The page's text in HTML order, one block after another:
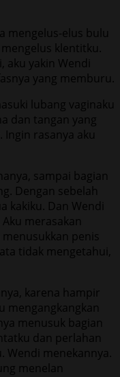
mengelus-elus bulu
klentitku.
aku yakin Wendi
yang memburu.
lubang vaginaku
dan tangan yang
rasanya aku
sampai bagian
Dengan sebelah
kakiku. Dan Wendi
merasakan
penis
tidak mengetahui,
karena hampir
mengangkangkan
menusuk bagian
dan perlahan
Wendi menekannya.
menelan